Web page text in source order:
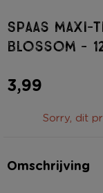
Spaas
Blossom -
3,99
Sorry, dit
Omschrijving